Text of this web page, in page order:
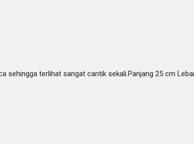
sehingga terlihat sangat cantik sekali.Panjang 25 cm